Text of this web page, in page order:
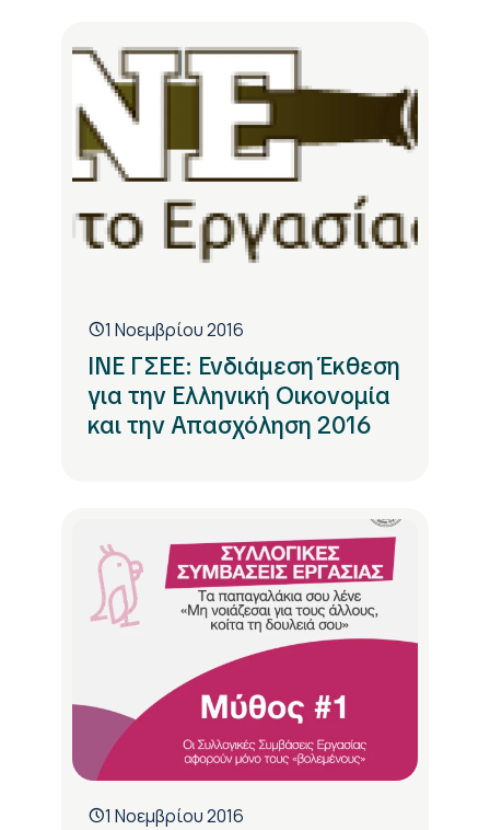
1 Νοεμβρίου 2016
ΙΝΕ ΓΣΕΕ: Ενδιάμεση Έκθεση
για την Ελληνική Οικονομία
και την Απασχόληση 2016
1 Νοεμβρίου 2016